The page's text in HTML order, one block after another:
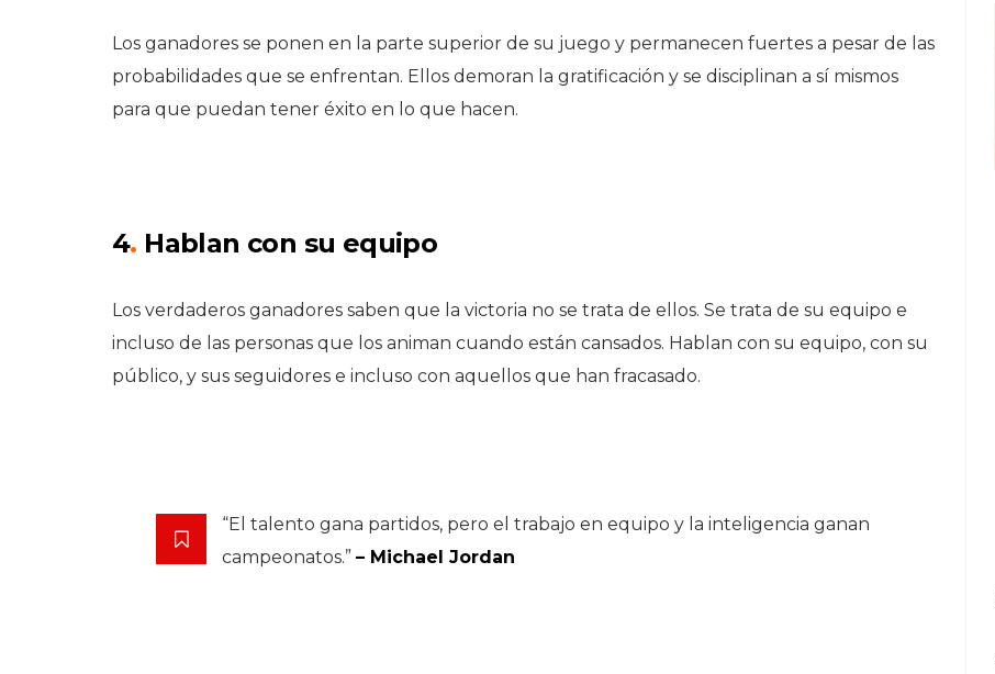
Los ganadores se ponen en la parte superior de su juego y permanecen fuertes a pesar de las
probabilidades que se enfrentan. Ellos demoran la gratificación y se disciplinan a sí mismos
para que puedan tener éxito en lo que hacen.
4. Hablan con su equipo
Los verdaderos ganadores saben que la victoria no se trata de ellos. Se trata de su equipo e
incluso de las personas que los animan cuando están cansados. Hablan con su equipo, con su
público, y sus seguidores e incluso con aquellos que han fracasado.
“El talento gana partidos, pero el trabajo en equipo y la inteligencia ganan
campeonatos.” – Michael Jordan